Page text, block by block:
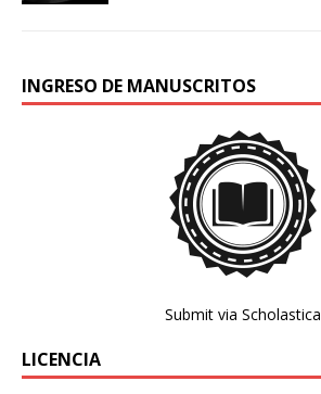
INGRESO DE MANUSCRITOS
Submit via Scholastica
LICENCIA